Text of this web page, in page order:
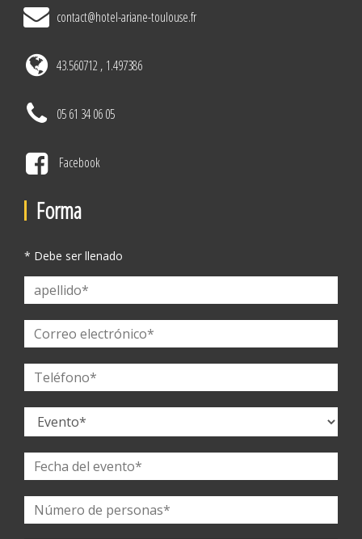
contact@hotel-ariane-toulouse.fr
43.560712 , 1.497386
05 61 34 06 05
Facebook
Forma
* Debe ser llenado